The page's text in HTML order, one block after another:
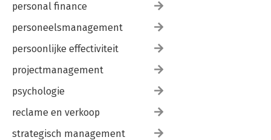
personal finance
personeelsmanagement
persoonlijke effectiviteit
projectmanagement
psychologie
reclame en verkoop
strategisch management